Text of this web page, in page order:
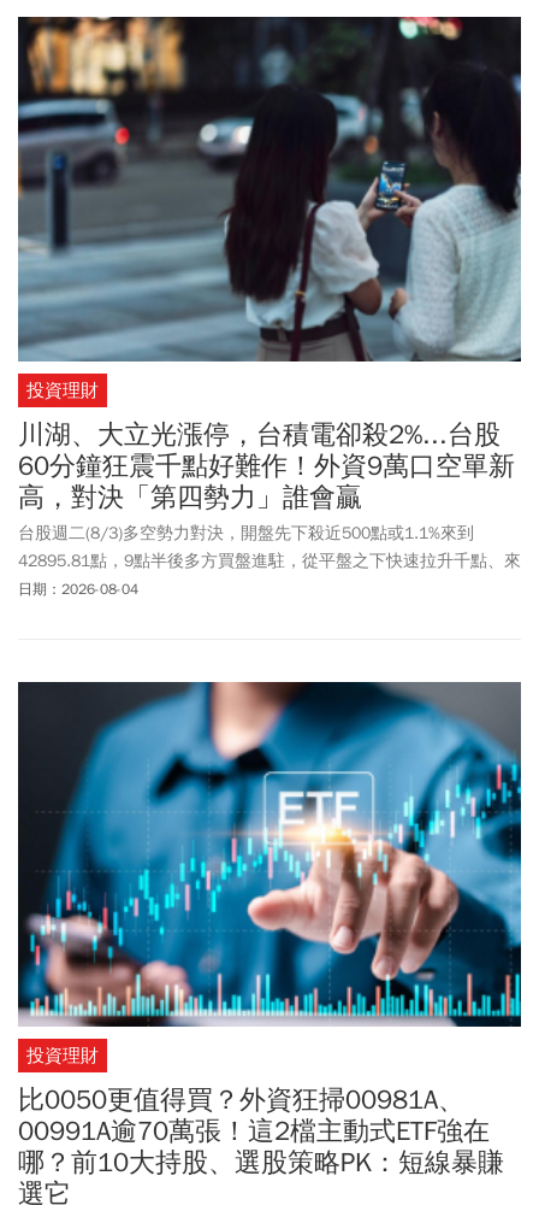
人為干擾的投資人，提供一套簡單易執行的資產配置思路。
投資理財
川湖、大立光漲停，台積電卻殺2%...台股
60分鐘狂震千點好難作！外資9萬口空單新
高，對決「第四勢力」誰會贏
台股週二(8/3)多空勢力對決，開盤先下殺近500點或1.1%來到
42895.81點，9點半後多方買盤進駐，從平盤之下快速拉升千點、來
到43912.77點，上漲逾500點或1.2%，隨後又再次回測平盤，短短
高，反映外資雖然現貨賣超幅度收斂，期貨避險部位卻是沒有減少
持續攀升。資金流向方面，權值股台積電(2330)失去動能，而光學股
大立光(3008)以4355元開盤沒多久就漲停鎖死，股后川湖(2059)也
攻上漲停9495元，顯見高價股買盤明顯回流。
日期：2026-08-04
投資理財
比0050更值得買？外資狂掃00981A、
00991A逾70萬張！這2檔主動式ETF強在
哪？前10大持股、選股策略PK：短線暴賺
選它